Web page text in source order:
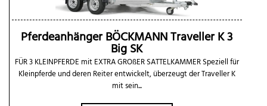
Pferdeanhänger BÖCKMANN Traveller K 3
Big SK
FÜR 3 KLEINPFERDE mit EXTRA GROßER SATTELKAMMER Speziell für
Kleinpferde und deren Reiter entwickelt, überzeugt der Traveller K
mit sein...